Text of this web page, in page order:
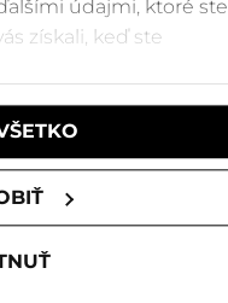
údajmi, ktoré ste
získali, keď ste